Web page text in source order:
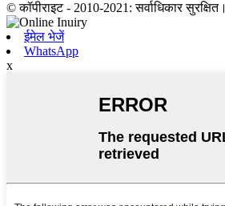
© कॉपीराइट - 2010-2021: सर्वाधिकार सुरक्षित।
ईमेल भेजें
WhatsApp
x